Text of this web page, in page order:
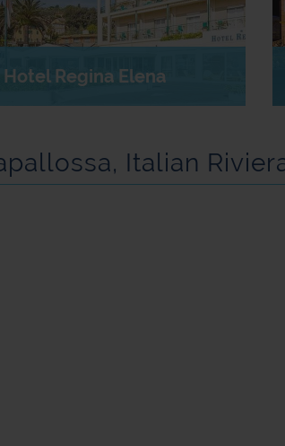
Hotel Regina Elena
Italian